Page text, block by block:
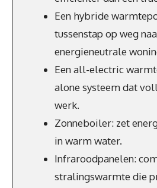
Een hybride
tussenstap op weg
energieneutrale
Een all-electric
alone systeem dat
werk.
Zonneboiler: zet
in warm water.
Infraroodpanelen:
stralingswarmte die